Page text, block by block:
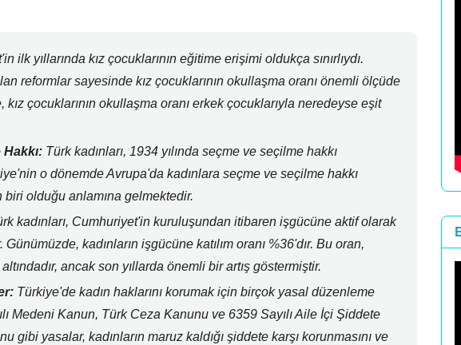
ilk yıllarında kız çocuklarının eğitime erişimi oldukça sınırlıydı.
reformlar sayesinde kız çocuklarının okullaşma oranı önemli ölçüde
kız çocuklarının okullaşma oranı erkek çocuklarıyla neredeyse eşit
Türk kadınları, 1934 yılında seçme ve seçilme hakkı
o dönemde Avrupa'da kadınlara seçme ve seçilme hakkı
biri olduğu anlamına gelmektedir.
kadınları, Cumhuriyet'in kuruluşundan itibaren işgücüne aktif olarak
Günümüzde, kadınların işgücüne katılım oranı %36'dır. Bu oran,
ancak son yıllarda önemli bir artış göstermiştir.
Türkiye'de kadın haklarını korumak için birçok yasal düzenleme
Medeni Kanun, Türk Ceza Kanunu ve 6359 Sayılı Aile İçi Şiddete
gibi yasalar, kadınların maruz kaldığı şiddete karşı korunmasını ve